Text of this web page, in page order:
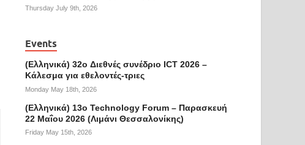
Thursday July 9th, 2026
Events
(Ελληνικά) 32o Διεθνές συνέδριο ICT 2026 –
Κάλεσμα για εθελοντές-τριες
Monday May 18th, 2026
(Ελληνικά) 13ο Technology Forum – Παρασκευή
22 Μαΐου 2026 (Λιμάνι Θεσσαλονίκης)
Friday May 15th, 2026